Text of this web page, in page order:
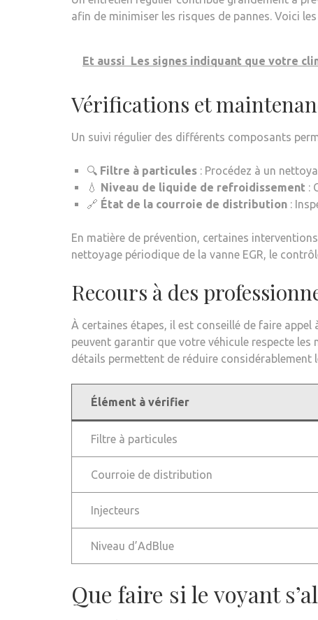
afin de minimiser les risques de pannes. Voici
Et aussi Les signes indiquant que votre
Vérifications et
Un suivi régulier des différents composants
🔍 Filtre à particules : Procédez à un
💧 Niveau de liquide de refroidissement :
🔗 État de la courroie de distribution :
En matière de prévention, certaines
nettoyage périodique de la vanne EGR, le
Recours à des
À certaines étapes, il est conseillé de faire
peuvent garantir que votre véhicule respecte
détails permettent de réduire considérablement
Élément à vérifier
Filtre à particules
Courroie de distribution
Injecteurs
Niveau d’AdBlue
Que faire si le voyant